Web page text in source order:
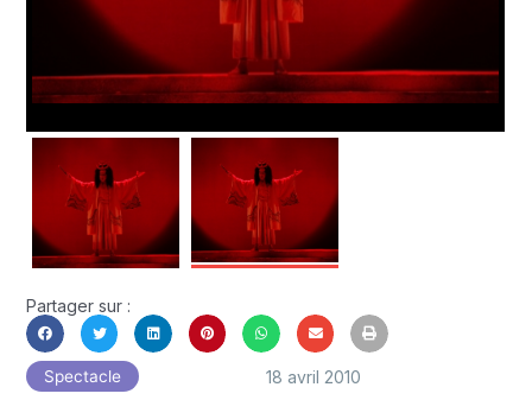
Partager sur :
Spectacle 18 avril 2010